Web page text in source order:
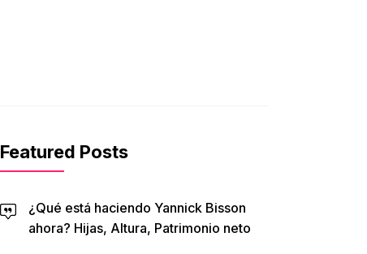
Featured Posts
¿Qué está haciendo Yannick Bisson
ahora? Hijas, Altura, Patrimonio neto